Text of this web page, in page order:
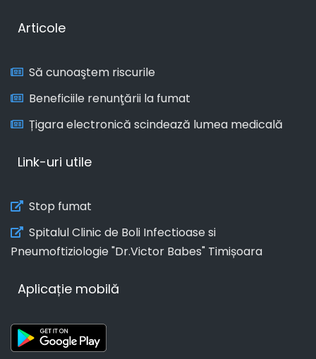
Articole
Să cunoaştem riscurile
Beneficiile renunţării la fumat
Țigara electronică scindează lumea medicală
Link-uri utile
Stop fumat
Spitalul Clinic de Boli Infectioase si
Pneumoftiziologie "Dr.Victor Babes" Timișoara
Aplicație mobilă